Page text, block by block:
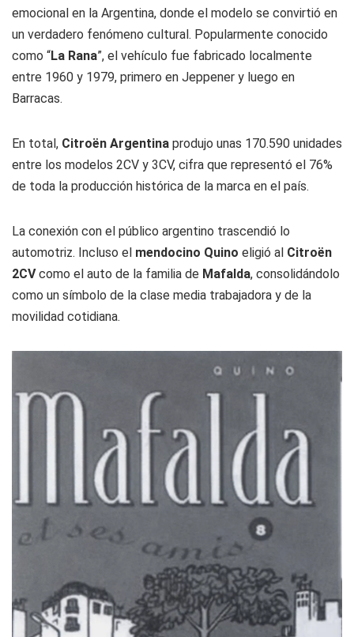
emocional en la Argentina, donde el modelo se convirtió en
un verdadero fenómeno cultural. Popularmente conocido
como “La Rana”, el vehículo fue fabricado localmente
entre 1960 y 1979, primero en Jeppener y luego en
Barracas.
En total, Citroën Argentina produjo unas 170.590 unidades
entre los modelos 2CV y 3CV, cifra que representó el 76%
de toda la producción histórica de la marca en el país.
La conexión con el público argentino trascendió lo
automotriz. Incluso el mendocino Quino eligió al Citroën
2CVcomo el auto de la familia de Mafalda, consolidándolo
como un símbolo de la clase media trabajadora y de la
movilidad cotidiana.